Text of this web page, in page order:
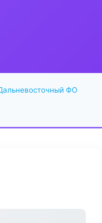
ФО